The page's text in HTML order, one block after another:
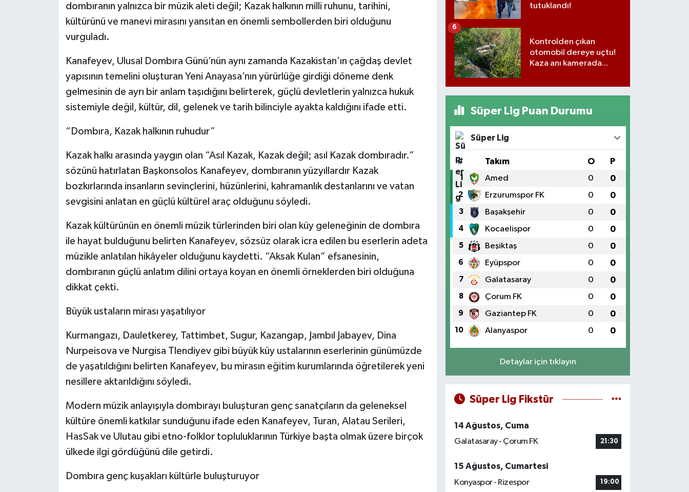
dombıranın yalnızca bir müzik aleti değil; Kazak halkının milli ruhunu, tarihini,
kültürünü ve manevi mirasını yansıtan en önemli sembollerden biri olduğunu
vurguladı.
Kanafeyev, Ulusal Dombıra Günü’nün aynı zamanda Kazakistan’ın çağdaş devlet
yapısının temelini oluşturan Yeni Anayasa’nın yürürlüğe girdiği döneme denk
gelmesinin de ayrı bir anlam taşıdığını belirterek, güçlü devletlerin yalnızca hukuk
sistemiyle değil, kültür, dil, gelenek ve tarih bilinciyle ayakta kaldığını ifade etti.
“Dombıra, Kazak halkının ruhudur”
Kazak halkı arasında yaygın olan “Asıl Kazak, Kazak değil; asıl Kazak dombıradır.”
sözünü hatırlatan Başkonsolos Kanafeyev, dombıranın yüzyıllardır Kazak
bozkırlarında insanların sevinçlerini, hüzünlerini, kahramanlık destanlarını ve vatan
sevgisini anlatan en güçlü kültürel araç olduğunu söyledi.
Kazak kültürünün en önemli müzik türlerinden biri olan küy geleneğinin de dombıra
ile hayat bulduğunu belirten Kanafeyev, sözsüz olarak icra edilen bu eserlerin adeta
müzikle anlatılan hikâyeler olduğunu kaydetti. “Aksak Kulan” efsanesinin,
dombıranın güçlü anlatım dilini ortaya koyan en önemli örneklerden biri olduğuna
dikkat çekti.
Büyük ustaların mirası yaşatılıyor
Kurmangazı, Dauletkerey, Tattimbet, Sugur, Kazangap, Jambıl Jabayev, Dina
Nurpeisova ve Nurgisa Tlendiyev gibi büyük küy ustalarının eserlerinin günümüzde
de yaşatıldığını belirten Kanafeyev, bu mirasın eğitim kurumlarında öğretilerek yeni
nesillere aktarıldığını söyledi.
Modern müzik anlayışıyla dombırayı buluşturan genç sanatçıların da geleneksel
kültüre önemli katkılar sunduğunu ifade eden Kanafeyev, Turan, Alatau Serileri,
HasSak ve Ulutau gibi etno-folklor topluluklarının Türkiye başta olmak üzere birçok
ülkede ilgi gördüğünü dile getirdi.
Dombıra genç kuşakları kültürle buluşturuyor
tutuklandı!
Kontrolden çıkan
otomobil dereye uçtu!
Kaza anı kamerada...
6
Süper Lig Puan Durumu
Süper Lig
# Takım O P
1 Amed 0 0
2 Erzurumspor FK 0 0
3 Başakşehir 0 0
4 Kocaelispor 0 0
5 Beşiktaş 0 0
6 Eyüpspor 0 0
7 Galatasaray 0 0
8 Çorum FK 0 0
9 Gaziantep FK 0 0
10 Alanyaspor 0 0
Detaylar için tıklayın
Süper Lig Fikstür
14 Ağustos, Cuma
Galatasaray - Çorum FK
21:30
15 Ağustos, Cumartesi
Konyaspor - Rizespor
19:00